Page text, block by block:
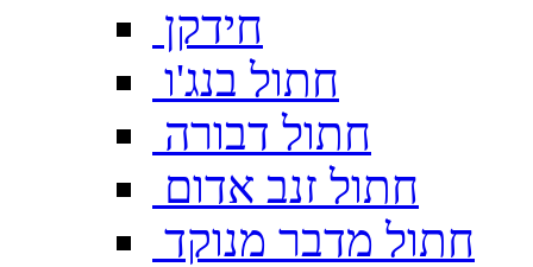
חידקן
חתול בנג'ו
חתול דבורה
חתול זנב אדום
חתול מדבר מנוקד